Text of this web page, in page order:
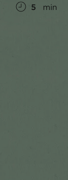
5 min